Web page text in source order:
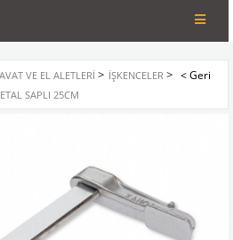
VE EL ALETLERI > İŞKENCELER >
SAPLI 25CM